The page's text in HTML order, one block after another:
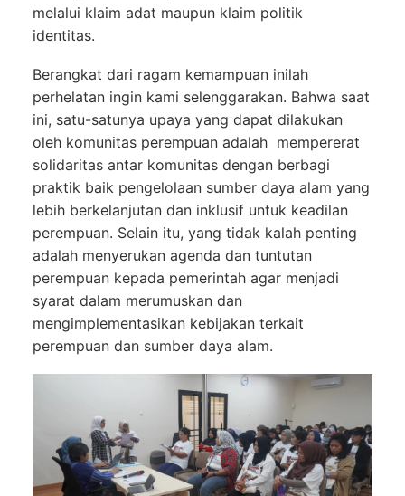
melalui klaim adat maupun klaim politik
identitas.
Berangkat dari ragam kemampuan inilah
perhelatan ingin kami selenggarakan. Bahwa saat
ini, satu-satunya upaya yang dapat dilakukan
oleh komunitas perempuan adalah mempererat
solidaritas antar komunitas dengan berbagi
praktik baik pengelolaan sumber daya alam yang
lebih berkelanjutan dan inklusif untuk keadilan
perempuan. Selain itu, yang tidak kalah penting
adalah menyerukan agenda dan tuntutan
perempuan kepada pemerintah agar menjadi
syarat dalam merumuskan dan
mengimplementasikan kebijakan terkait
perempuan dan sumber daya alam.